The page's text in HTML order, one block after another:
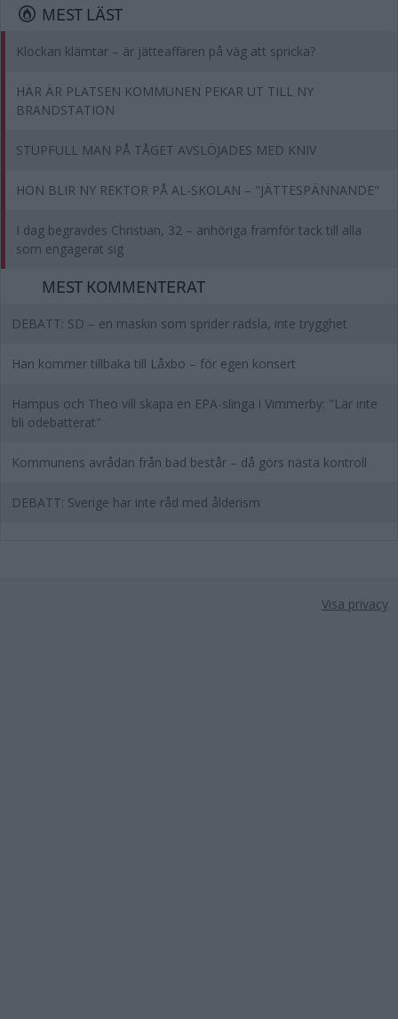
MEST LÄST
Klockan klämtar – är jätteaffären på väg att spricka?
HÄR ÄR PLATSEN KOMMUNEN PEKAR UT TILL NY
BRANDSTATION
STUPFULL MAN PÅ TÅGET AVSLÖJADES MED KNIV
HON BLIR NY REKTOR PÅ AL-SKOLAN – "JÄTTESPÄNNANDE"
I dag begravdes Christian, 32 – anhöriga framför tack till alla
som engagerat sig
MEST KOMMENTERAT
DEBATT: SD – en maskin som sprider rädsla, inte trygghet
Han kommer tillbaka till Låxbo – för egen konsert
Hampus och Theo vill skapa en EPA-slinga i Vimmerby: "Lär inte
bli odebatterat"
Kommunens avrådan från bad består – då görs nästa kontroll
DEBATT: Sverige har inte råd med ålderism
Visa privacy